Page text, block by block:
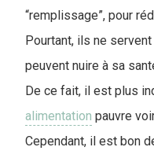
“remplissage”, pour
Pourtant, ils ne
peuvent nuire à sa
De ce fait, il est plus
alimentation pauvre
Cependant, il est bon